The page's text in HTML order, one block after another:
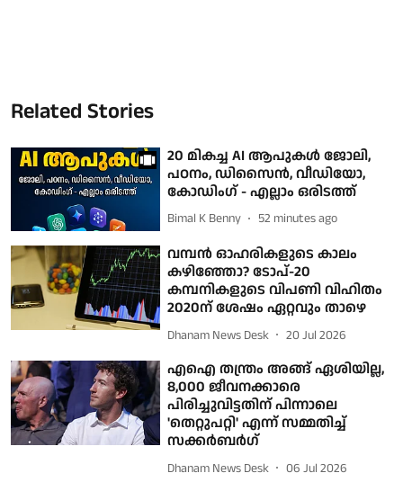
Related Stories
20 മികച്ച AI ആപുകള്‍ ജോലി,
പഠനം, ഡിസൈന്‍, വീഡിയോ,
കോഡിംഗ് - എല്ലാം ഒരിടത്ത്
Bimal K Benny 52 minutes ago
വമ്പന്‍ ഓഹരികളുടെ കാലം
കഴിഞ്ഞോ? ടോപ്-20
കമ്പനികളുടെ വിപണി വിഹിതം
2020ന് ശേഷം ഏറ്റവും താഴെ
Dhanam News Desk 20 Jul 2026
എഐ തന്ത്രം അങ്ങ് ഏശിയില്ല,
8,000 ജീവനക്കാരെ
പിരിച്ചുവിട്ടതിന് പിന്നാലെ
'തെറ്റുപറ്റി' എന്ന് സമ്മതിച്ച്
സക്കര്‍ബര്‍ഗ്
Dhanam News Desk 06 Jul 2026